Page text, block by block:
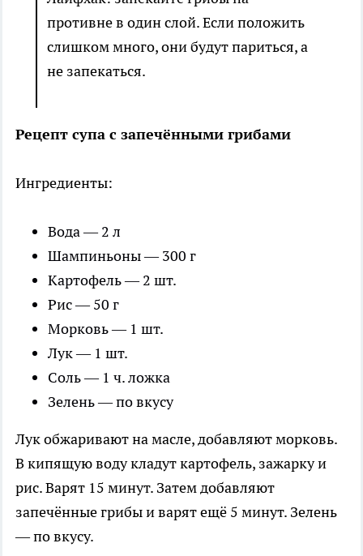
противне в один слой. Если положить
слишком много, они будут париться, а
не запекаться.
Рецепт супа с запечёнными грибами
Ингредиенты:
Вода — 2 л
Шампиньоны — 300 г
Картофель — 2 шт.
Рис — 50 г
Морковь — 1 шт.
Лук — 1 шт.
Соль — 1 ч. ложка
Зелень — по вкусу
Лук обжаривают на масле, добавляют морковь.
В кипящую воду кладут картофель, зажарку и
рис. Варят 15 минут. Затем добавляют
запечённые грибы и варят ещё 5 минут. Зелень
— по вкусу.